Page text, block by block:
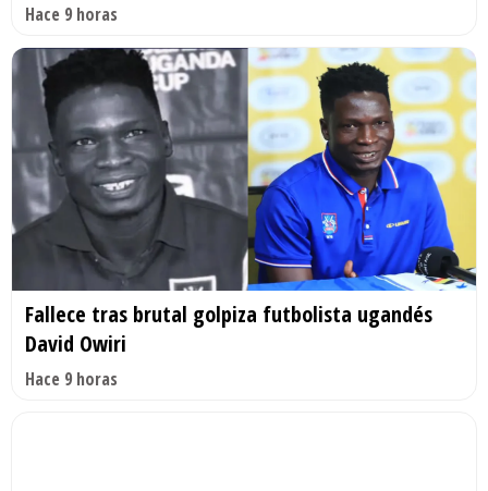
Hace 9 horas
Fallece tras brutal golpiza futbolista ugandés
David Owiri
Hace 9 horas